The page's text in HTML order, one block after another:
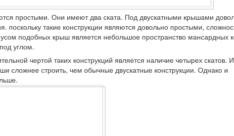
простыми. Они имеют два ската. Под двускатными крышами
такие конструкции являются довольно простыми,
подобных крыш является небольшое пространство мансардных
углом.
чертой таких конструкций является наличие четырех скатов.
сложнее строить, чем обычные двускатные конструкции. Однако и